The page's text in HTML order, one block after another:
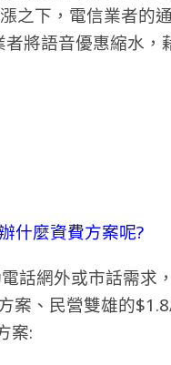
之下，電信業者的
將語音優惠縮水，
什麼資費方案呢?
話網外或市話需求
案、民營雙雄的
案: